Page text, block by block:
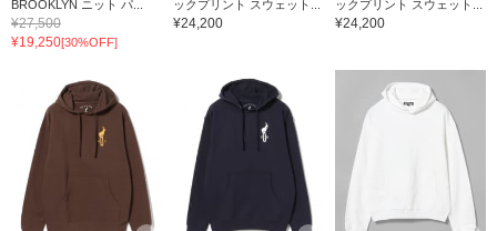
BROOKLYN ニット パ...
¥27,500
¥19,250[30%OFF]
ックプリント スウェット...
¥24,200
ックプリント スウェット...
¥24,200